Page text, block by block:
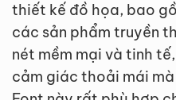
thiết kế đồ họa, bao
các sản phẩm truyền
nét mềm mại và tinh
cảm giác thoải mái